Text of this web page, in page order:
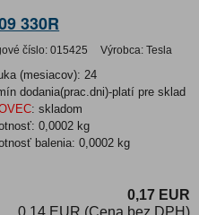
330R
číslo: 015425 Výrobca: Tesla
(mesiacov): 24
dodania(prac.dni)-platí pre sklad
: skladom
0,0002 kg
balenia:0,0002 kg
0,17 EUR
0,14 EUR (Cena bez DPH)